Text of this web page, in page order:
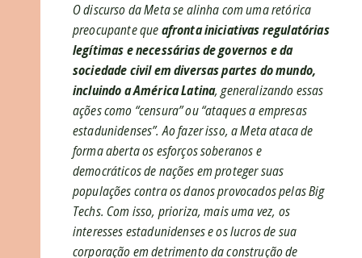
O discurso da Meta se alinha com uma retórica
preocupante queafronta iniciativas regulatórias
legítimas e necessárias de governos e da
sociedade civil em diversas partes do mundo,
incluindo a América Latina, generalizando essas
ações como “censura” ou “ataques a empresas
estadunidenses”. Ao fazer isso, a Meta ataca de
forma aberta os esforços soberanos e
democráticos de nações em proteger suas
populações contra os danos provocados pelas Big
Techs. Com isso, prioriza, mais uma vez, os
interesses estadunidenses e os lucros de sua
corporação em detrimento da construção de